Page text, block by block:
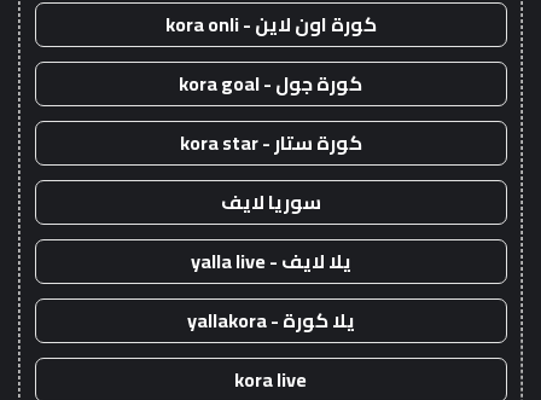
كورة اون لاين - kora onli
كورة جول - kora goal
كورة ستار - kora star
سوريا لايف
يلا لايف - yalla live
يلا كورة - yallakora
kora live